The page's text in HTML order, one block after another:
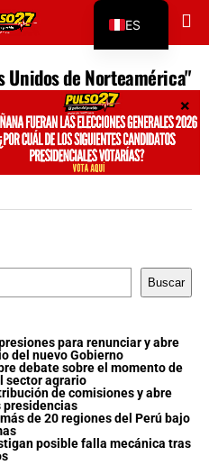
Unidos de Norteamérica"
meses
de Estados Unidos de
Buscar
para renunciar y abre
del nuevo Gobierno
debate sobre el momento de
sector agrario
de comisiones y abre
presidencias
de 20 regiones del Perú bajo
posible falla mecánica tras
ES
EN